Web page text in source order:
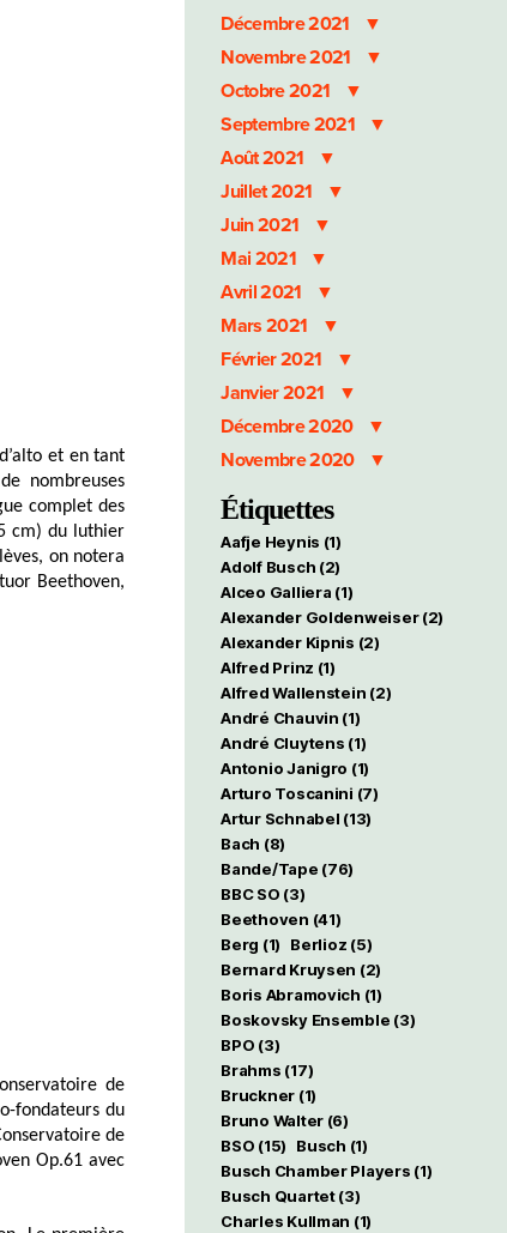
et en tant
nombreuses
complet des
cm) du luthier
on notera
Beethoven,
de
fondateurs du
de
Op.61 avec
Décembre 2021
Novembre 2021
Octobre 2021
Septembre 2021
Août 2021
Juillet 2021
Juin 2021
Mai 2021
Avril 2021
Mars 2021
Février 2021
Janvier 2021
Décembre 2020
Novembre 2020
Étiquettes
Aafje Heynis (1)
Adolf Busch (2)
Alceo Galliera (1)
Alexander Goldenweiser(2)
Alexander Kipnis (2)
Alfred Prinz (1)
Alfred Wallenstein (2)
André Chauvin (1)
André Cluytens (1)
Antonio Janigro (1)
Arturo Toscanini (7)
Artur Schnabel (13)
Bach (8)
Bande/Tape (76)
BBC SO (3)
Beethoven (41)
Berg (1) Berlioz (5)
Bernard Kruysen (2)
Boris Abramovich (1)
Boskovsky Ensemble (3)
BPO (3)
Brahms (17)
Bruckner (1)
Bruno Walter(6)
BSO (15) Busch (1)
Busch Chamber Players (1)
Busch Quartet(3)
Charles Kullman (1)